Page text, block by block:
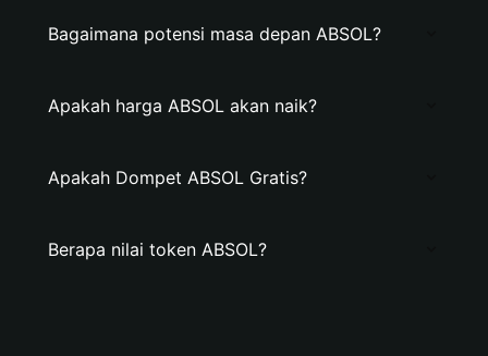
Bagaimana potensi masa depan ABSOL?
Apakah harga ABSOL akan naik?
Apakah Dompet ABSOL Gratis?
Berapa nilai token ABSOL?